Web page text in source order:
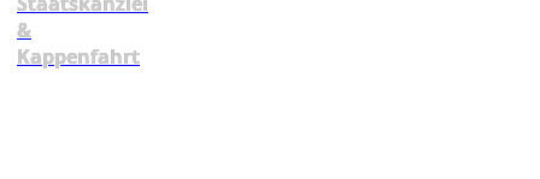
&
Kappenfahrt